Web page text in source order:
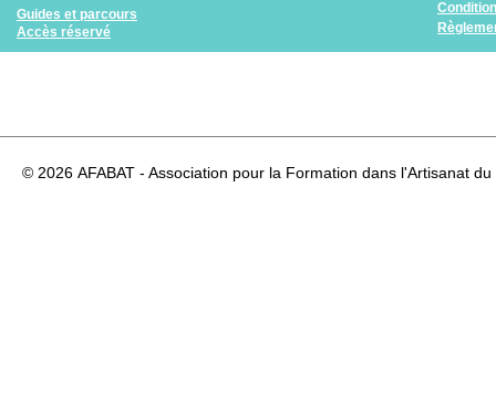
Guides et parcours
Accès réservé
© 2026 AFABAT - Association pour la Formation dans l'Artisanat du